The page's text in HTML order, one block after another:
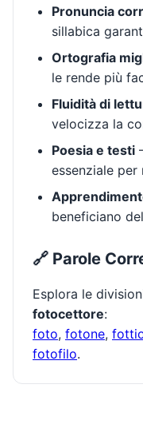
Pronuncia
sillabica
Ortografia
le rende più
Fluidità di
velocizza la
Poesia e testi
essenziale
beneficiano
🔗 Parole
Esplora le
fotocettore:
foto, fotone,
fotofilo.